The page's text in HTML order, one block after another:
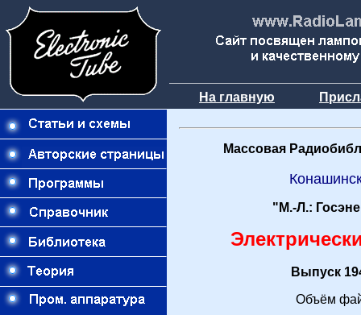
На главную
Массовая
"М.-Л.:
Выпуск
Объём